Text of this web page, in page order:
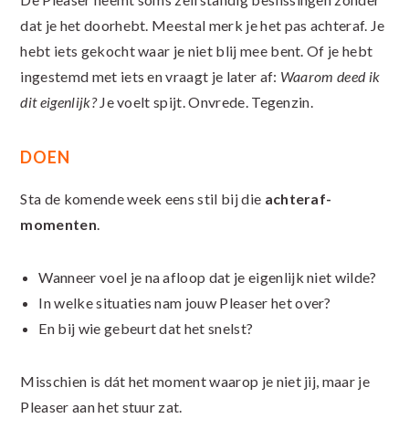
dat je het doorhebt. Meestal merk je het pas achteraf. Je
hebt iets gekocht waar je niet blij mee bent. Of je hebt
ingestemd met iets en vraagt je later af: Waarom deed ik
dit eigenlijk?Je voelt spijt. Onvrede. Tegenzin.
DOEN
Sta de komende week eens stil bij die achteraf-
momenten.
Wanneer voel je na afloop dat je eigenlijk niet wilde?
In welke situaties nam jouw Pleaser het over?
En bij wie gebeurt dat het snelst?
Misschien is dát het moment waarop je niet jij, maar je
Pleaser aan het stuur zat.